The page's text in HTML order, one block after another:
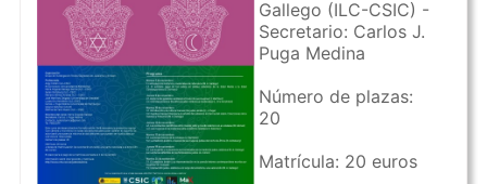
Gallego (ILC-CSIC) -
Secretario: Carlos J.
Puga Medina
Número de plazas:
20
Matrícula: 20 euros